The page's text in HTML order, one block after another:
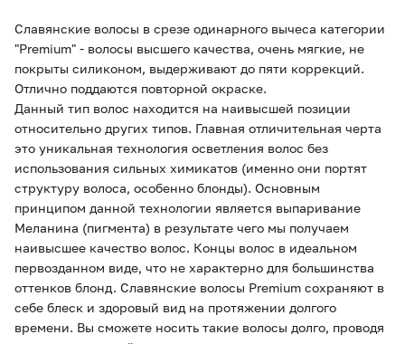
Славянские волосы в срезе одинарного вычеса категории
"Premium" - волосы высшего качества, очень мягкие, не
покрыты силиконом, выдерживают до пяти коррекций.
Отлично поддаются повторной окраске.
Данный тип волос находится на наивысшей позиции
относительно других типов. Главная отличительная черта
это уникальная технология осветления волос без
использования сильных химикатов (именно они портят
структуру волоса, особенно блонды). Основным
принципом данной технологии является выпаривание
Меланина (пигмента) в результате чего мы получаем
наивысшее качество волос. Концы волос в идеальном
первозданном виде, что не характерно для большинства
оттенков блонд. Славянские волосы Premium сохраняют в
себе блеск и здоровый вид на протяжении долгого
времени. Вы сможете носить такие волосы долго, проводя